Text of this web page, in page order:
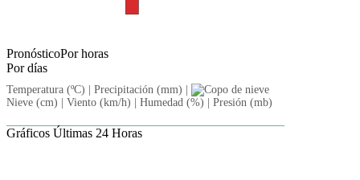
PronósticoPor horas
Por días
Temperatura (ºC) | Precipitación (mm) |
Nieve (cm) | Viento (km/h) | Humedad (%) | Presión (mb)
Gráficos Últimas 24 Horas